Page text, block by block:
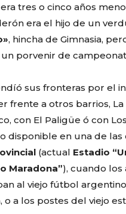
tres o cinco años
era el hijo de un
, hincha de Gimnasia,
porvenir de
sus fronteras por el
frente a otros barrios, La
con El Paligüe ó con
disponible en una de las
(actual Estadio
Maradona”), cuando los
al viejo fútbol
o a los postes del viejo